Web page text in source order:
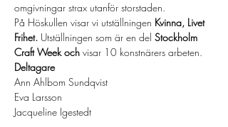
omgivningar strax utanför storstaden.
På Höskullen visar vi utställningen Kvinna, Livet
Frihet. Utställningen som är en del Stockholm
Craft Week och visar 10 konstnärers arbeten.
Deltagare
Ann Ahlbom Sundqvist
Eva Larsson
Jacqueline Igestedt